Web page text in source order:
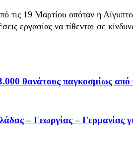
τις 19 Μαρτίου οπόταν η
εργασίας να τίθενται σε
θανάτους παγκοσμίως από
– Γεωργίας – Γερμανίας